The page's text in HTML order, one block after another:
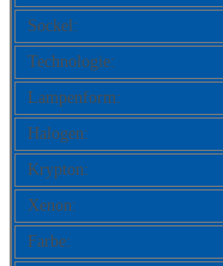
Sockel:
Technologie:
Lampenform:
Halogen:
Krypton:
Xenon:
Farbe: